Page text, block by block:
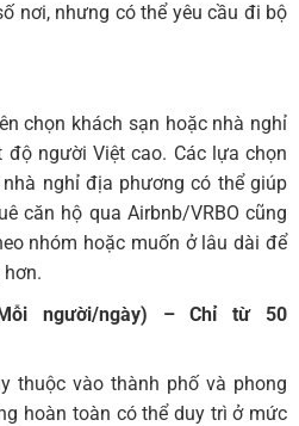
nơi, nhưng có thể yêu cầu đi bộ
chọn khách sạn hoặc nhà nghỉ
người Việt cao. Các lựa chọn
nghỉ địa phương có thể giúp
căn hộ qua Airbnb/VRBO cũng
nhóm hoặc muốn ở lâu dài để
người/ngày) – Chỉ từ 50
thuộc vào thành phố và phong
hoàn toàn có thể duy trì ở mức